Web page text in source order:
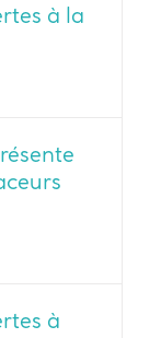
à la
à